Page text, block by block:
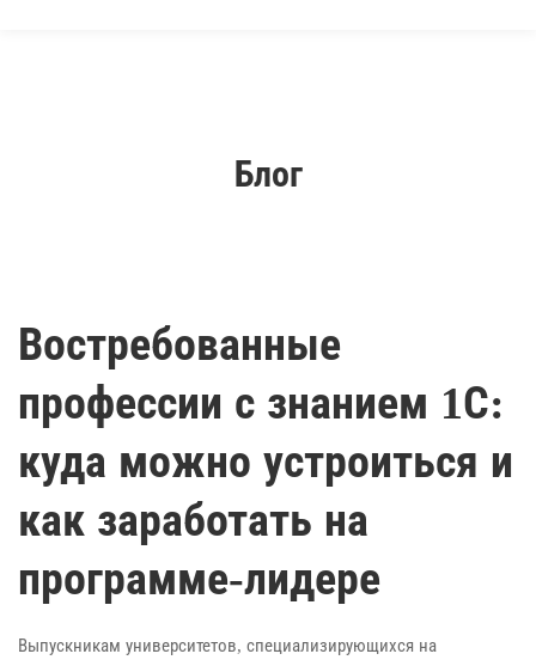
Блог
Востребованные
профессии с знанием 1С:
куда можно устроиться и
как заработать на
программе-лидере
Выпускникам университетов, специализирующихся на